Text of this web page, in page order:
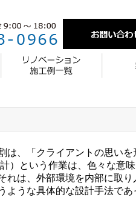
は、「クライアントの思いを
）という作業は、色々な意
れは、外部環境を内部に取り
ような具体的な設計手法で